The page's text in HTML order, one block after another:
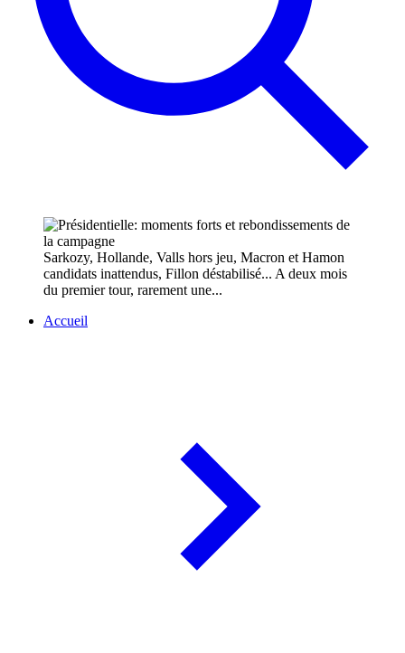
Sarkozy, Hollande, Valls hors jeu, Macron et Hamon
candidats inattendus, Fillon déstabilisé... A deux mois
du premier tour, rarement une...
Accueil